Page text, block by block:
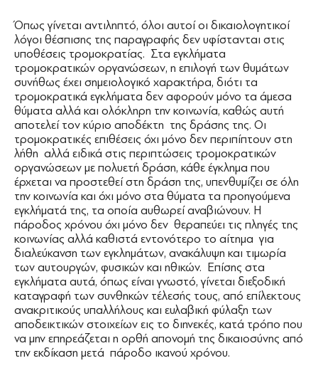
Όπως γίνεται αντιληπτό, όλοι αυτοί οι δικαιολογητικοί
λόγοι θέσπισης της παραγραφής δεν υφίστανται στις
υποθέσεις τρομοκρατίας. Στα εγκλήματα
τρομοκρατικών οργανώσεων, η επιλογή των θυμάτων
συνήθως έχει σημειολογικό χαρακτήρα, διότι τα
τρομοκρατικά εγκλήματα δεν αφορούν μόνο τα άμεσα
θύματα αλλά και ολόκληρη την κοινωνία, καθώς αυτή
αποτελεί τον κύριο αποδέκτη της δράσης της. Οι
τρομοκρατικές επιθέσεις όχι μόνο δεν περιπίπτουν στη
λήθη αλλά ειδικά στις περιπτώσεις τρομοκρατικών
οργανώσεων με πολυετή δράση, κάθε έγκλημα που
έρχεται να προστεθεί στη δράση της, υπενθυμίζει σε όλη
την κοινωνία και όχι μόνο στα θύματα τα προηγούμενα
εγκλήματά της, τα οποία αυθωρεί αναβιώνουν. Η
πάροδος χρόνου όχι μόνο δεν θεραπεύει τις πληγές της
κοινωνίας αλλά καθιστά εντονότερο το αίτημα για
διαλεύκανση των εγκλημάτων, ανακάλυψη και τιμωρία
των αυτουργών, φυσικών και ηθικών. Επίσης στα
εγκλήματα αυτά, όπως είναι γνωστό, γίνεται διεξοδική
καταγραφή των συνθηκών τέλεσής τους, από επίλεκτους
ανακριτικούς υπαλλήλους και ευλαβική φύλαξη των
αποδεικτικών στοιχείων εις το διηνεκές, κατά τρόπο που
να μην επηρεάζεται η ορθή απονομή της δικαιοσύνης από
την εκδίκαση μετά πάροδο ικανού χρόνου.